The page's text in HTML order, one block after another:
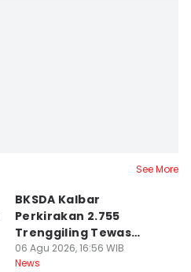
See More
BKSDA Kalbar
Perkirakan 2.755
Trenggiling Tewas
untuk Dapat 551 Kg Sisik
06 Agu 2026, 16:56 WIB
News